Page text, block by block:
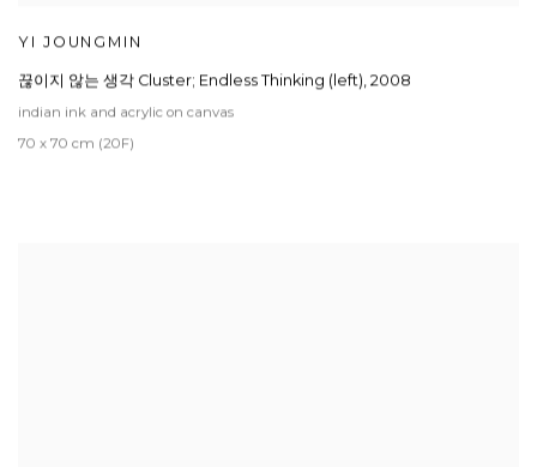
YI JOUNGMIN
끊이지 않는 생각 Cluster; Endless Thinking (left), 2008
indian ink and acrylic on canvas
70 x 70 cm (20F)